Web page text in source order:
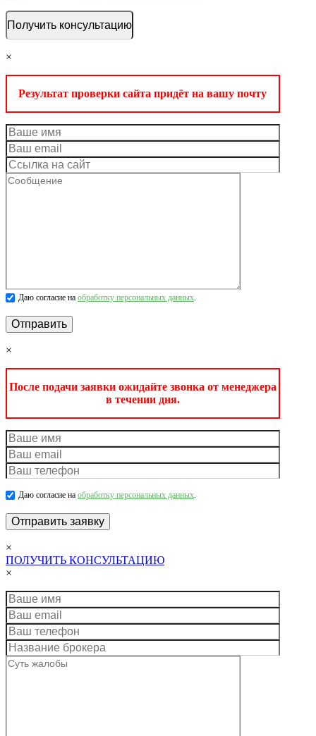
×
Результат проверки сайта придёт на вашу почту
Даю согласие на обработку персональных данных.
×
После подачи заявки ожидайте звонка от менеджера
в течении дня.
Даю согласие на обработку персональных данных.
×
ПОЛУЧИТЬ КОНСУЛЬТАЦИЮ
×